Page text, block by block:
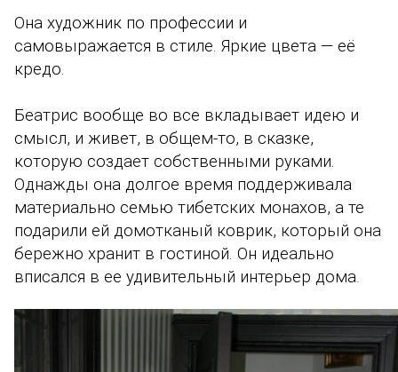
Она художник по профессии и
самовыражается в стиле. Яркие цвета — её
кредо.
Беатрис вообще во все вкладывает идею и
смысл, и живет, в общем-то, в сказке,
которую создает собственными руками.
Однажды она долгое время поддерживала
материально семью тибетских монахов, а те
подарили ей домотканый коврик, который она
бережно хранит в гостиной. Он идеально
вписался в ее удивительный интерьер дома.